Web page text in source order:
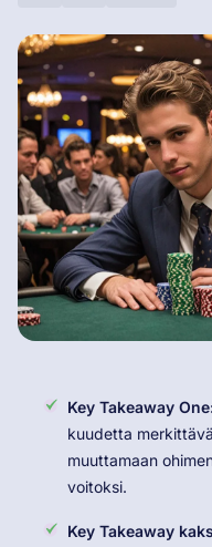
Key Takeaway
kuudetta
muuttamaan
voitoksi.
Key Takeaway